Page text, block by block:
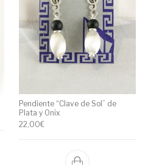
Pendiente “Clave de Sol” de
Plata y Onix
22,00€